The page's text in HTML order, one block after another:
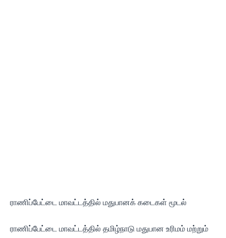
ராணிப்பேட்டை மாவட்டத்தில் மதுபானக் கடைகள் மூடல்
ராணிப்பேட்டை மாவட்டத்தில் தமிழ்நாடு மதுபான உரிமம் மற்றும்